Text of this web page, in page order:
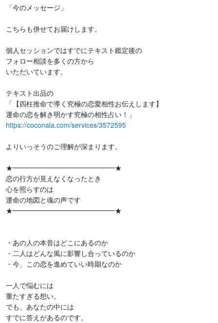
「今のメッセージ」
こちらも併せてお届けします。
個人セッションではすでにテキスト鑑定後の
フォロー相談を多くの方から
いただいています。
テキスト出品の
「【四柱推命で導く究極の恋愛相性お伝えします】
https://coconala.com/services/3572595
よりいっそうのご理解が深まります。
★━━━━━━━━━━━━━━━★
恋の行方が見えなくなったとき
心を照らすのは
運命の地図と魂の声です
★━━━━━━━━━━━━━━━★
・あの人の本音はどこにあるのか
・二人はどんな風に影響し合っているのか
・今、この恋を進めていい時期なのか
一人で悩むには
重たすぎる想い。
でも、あなたの中には
すでに答えがあるのです。